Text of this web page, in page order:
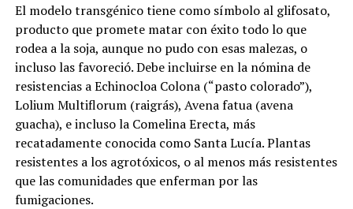
El modelo transgénico tiene como símbolo al glifosato,
producto que promete matar con éxito todo lo que
rodea a la soja, aunque no pudo con esas malezas, o
incluso las favoreció. Debe incluirse en la nómina de
resistencias a Echinocloa Colona (“pasto colorado”),
Lolium Multiflorum (raigrás), Avena fatua (avena
guacha), e incluso la Comelina Erecta, más
recatadamente conocida como Santa Lucía. Plantas
resistentes a los agrotóxicos, o al menos más resistentes
que las comunidades que enferman por las
fumigaciones.